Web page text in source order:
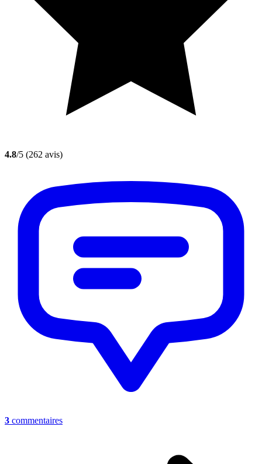
4.8/5 (262 avis)
3 commentaires